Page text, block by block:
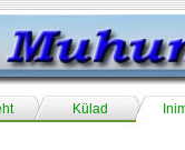
Külad